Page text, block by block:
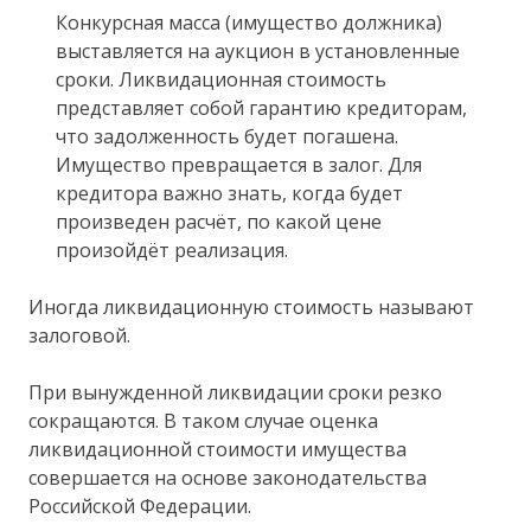
Конкурсная масса (имущество должника)
выставляется на аукцион в установленные
сроки. Ликвидационная стоимость
представляет собой гарантию кредиторам,
что задолженность будет погашена.
Имущество превращается в залог. Для
кредитора важно знать, когда будет
произведен расчёт, по какой цене
произойдёт реализация.
Иногда ликвидационную стоимость называют
залоговой.
При вынужденной ликвидации сроки резко
сокращаются. В таком случае оценка
ликвидационной стоимости имущества
совершается на основе законодательства
Российской Федерации.